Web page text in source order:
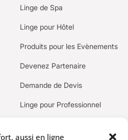
aussi en ligne
Linge de Spa
Linge pour Hôtel
Produits pour les Evènements
Devenez Partenaire
Demande de Devis
Linge pour Professionnel